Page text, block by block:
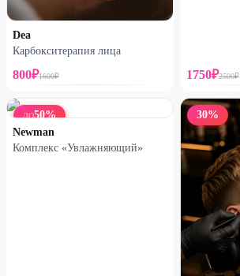
Dea
Карбокситерапия лица
800₽1600₽ 1750₽2500₽
ДО50%
Newman
Комплекс «Увлажняющий»
30%